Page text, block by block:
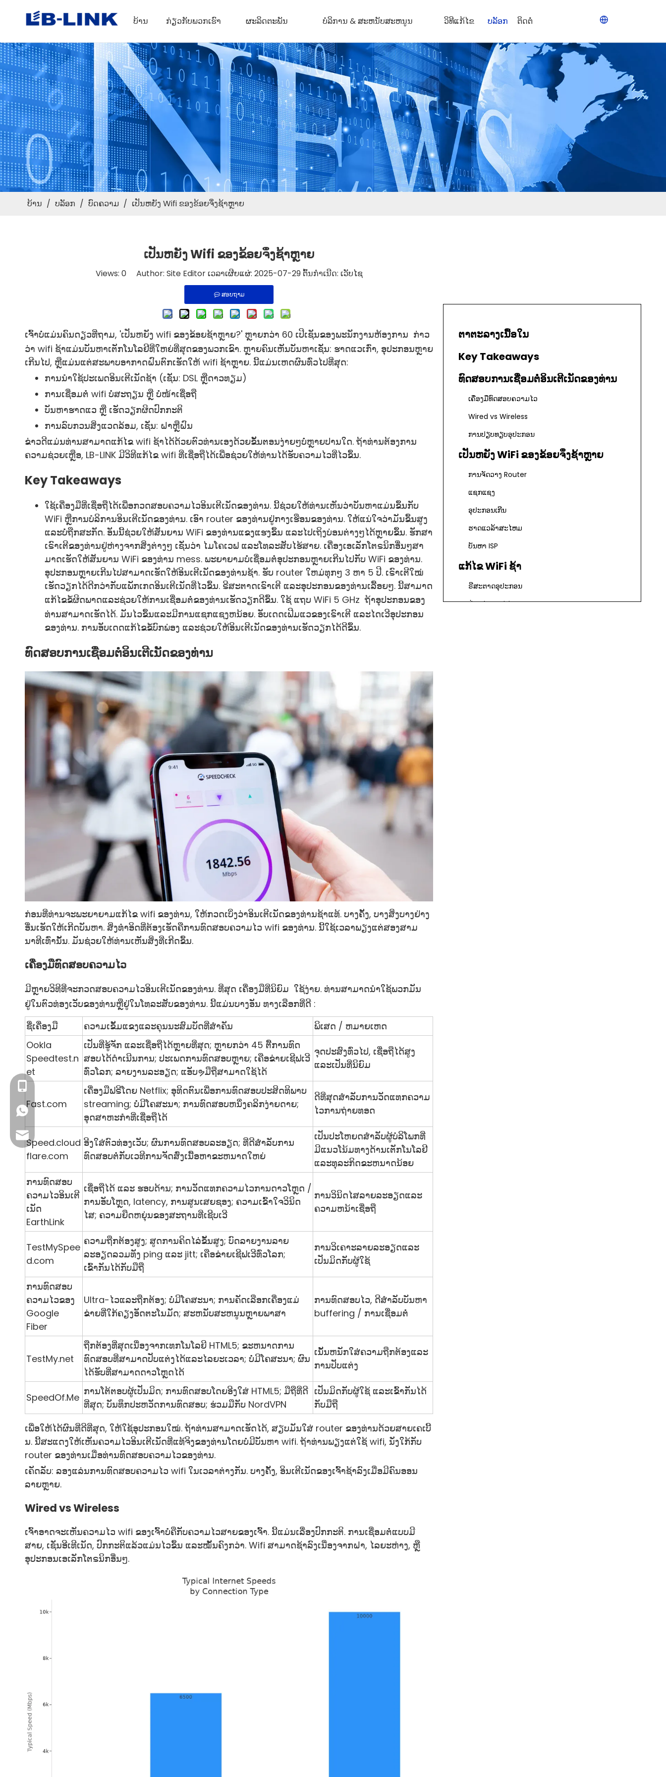
ບ້ານ ກ່ຽວກັບພວກເຮົາ ຜະລິດຕະພັນ ບໍລິການ & ສະຫນັບສະຫນູນ ວິທີແກ້ໄຂ ບລັອກ ຕິດຕໍ່
ບ້ານ / ບລັອກ / ບົດຄວາມ / ເປັນຫຍັງ Wifi ຂອງຂ້ອຍຈຶ່ງຊ້າຫຼາຍ
ເປັນຫຍັງ Wifi ຂອງຂ້ອຍຈຶ່ງຊ້າຫຼາຍ
Views: 0Author: Site Editor ເວລາເຜີຍແຜ່: 2025-07-29 ຕົ້ນກໍາເນີດ: ເວັບໄຊ
ສອບຖາມ
ເຈົ້າບໍ່ແມ່ນຄົນດຽວທີ່ຖາມ, 'ເປັນຫຍັງ wifi ຂອງຂ້ອຍຊ້າຫຼາຍ?' ຫຼາຍກວ່າ 60 ເປີເຊັນຂອງພະນັກງານຫ້ອງການ ກ່າວ
ວ່າ wifi ຊ້າແມ່ນບັນຫາເຕັກໂນໂລຢີທີ່ໃຫຍ່ທີ່ສຸດຂອງພວກເຂົາ. ຫຼາຍຄົນເຫັນບັນຫາເຊັ່ນ: ຮາດແວເກົ່າ, ອຸປະກອນຫຼາຍ
ເກີນໄປ, ຫຼືແມ່ນແຕ່ສະພາບອາກາດຝົນຕົກເຮັດໃຫ້ wifi ຊ້າຫຼາຍ. ນີ້ແມ່ນເຫດຜົນທົ່ວໄປທີ່ສຸດ:
ການນໍາໃຊ້ປະເພດອິນເຕີເນັດຊ້າ (ເຊັ່ນ: DSL ຫຼືດາວທຽມ)
ການເຊື່ອມຕໍ່ wifi ບໍ່ສະຖຽນ ຫຼື ບໍ່ໜ້າເຊື່ອຖື
ບັນຫາຮາດແວ ຫຼື ເຮັດວຽກຜິດປົກກະຕິ
ການລົບກວນສິ່ງແວດລ້ອມ, ເຊັ່ນ: ຝາຫຼືຝົນ
ຂ່າວດີແມ່ນທ່ານສາມາດແກ້ໄຂ wifi ຊ້າໄດ້ດ້ວຍຕົວທ່ານເອງດ້ວຍຂັ້ນຕອນງ່າຍໆບໍ່ຫຼາຍປານໃດ. ຖ້າທ່ານຕ້ອງການ
ຄວາມຊ່ວຍເຫຼືອ, LB-LINK ມີວິທີແກ້ໄຂ wifi ທີ່ເຊື່ອຖືໄດ້ເພື່ອຊ່ວຍໃຫ້ທ່ານໄດ້ຮັບຄວາມໄວທີ່ໄວຂຶ້ນ.
Key Takeaways
ໃຊ້ເຄື່ອງມືທີ່ເຊື່ອຖືໄດ້ເພື່ອກວດສອບຄວາມໄວອິນເຕີເນັດຂອງທ່ານ. ນີ້ຊ່ວຍໃຫ້ທ່ານເຫັນວ່າບັນຫາແມ່ນຂຶ້ນກັບ
WiFi ຫຼືການບໍລິການອິນເຕີເນັດຂອງທ່ານ. ເອົາ router ຂອງທ່ານຢູ່ກາງເຮືອນຂອງທ່ານ. ໃຫ້ແນ່ໃຈວ່າມັນຂຶ້ນສູງ
ແລະບໍ່ຖືກສະກັດ. ອັນນີ້ຊ່ວຍໃຫ້ສັນຍານ WiFi ຂອງທ່ານແຂງແຮງຂຶ້ນ ແລະໄປເຖິງບ່ອນຕ່າງໆໄດ້ຫຼາຍຂຶ້ນ. ຮັກສາ
ເຣົາເຕີຂອງທ່ານຢູ່ຫ່າງຈາກສິ່ງຕ່າງໆ ເຊັ່ນວ່າ ໄມໂຄເວຟ ແລະໂທລະສັບໄຮ້ສາຍ. ເຄື່ອງ​ເອ​ເລັກ​ໂຕຣ​ນິກ​ອື່ນໆ​ສາ​
ມາດ​ເຮັດ​ໃຫ້​ສັນ​ຍານ WiFi ຂອງ​ທ່ານ mess. ພະຍາຍາມບໍ່ເຊື່ອມຕໍ່ອຸປະກອນຫຼາຍເກີນໄປກັບ WiFi ຂອງທ່ານ.
ອຸປະກອນຫຼາຍເກີນໄປສາມາດເຮັດໃຫ້ອິນເຕີເນັດຂອງທ່ານຊ້າ. ຮັບ router ໃຫມ່ທຸກໆ 3 ຫາ 5 ປີ. ເຣົາເຕີໃໝ່
ເຮັດວຽກໄດ້ດີກວ່າກັບແພັກເກດອິນເຕີເນັດທີ່ໄວຂຶ້ນ. ຣີສະຕາດເຣົາເຕີ ແລະອຸປະກອນຂອງທ່ານເລື້ອຍໆ. ນີ້ສາມາດ
ແກ້ໄຂຂໍ້ຜິດພາດແລະຊ່ວຍໃຫ້ການເຊື່ອມຕໍ່ຂອງທ່ານເຮັດວຽກດີຂຶ້ນ. ໃຊ້ ແຖບ WiFi 5 GHz ຖ້າອຸປະກອນຂອງ
ທ່ານສາມາດເຮັດໄດ້. ມັນໄວຂຶ້ນແລະມີການແຊກແຊງຫນ້ອຍ. ອັບເດດເຟີມແວຂອງເຣົາເຕີ ແລະໄດເວີອຸປະກອນ
ຂອງທ່ານ. ການອັບເດດແກ້ໄຂຂໍ້ບົກພ່ອງ ແລະຊ່ວຍໃຫ້ອິນເຕີເນັດຂອງທ່ານເຮັດວຽກໄດ້ດີຂຶ້ນ.
ທົດສອບການເຊື່ອມຕໍ່ອິນເຕີເນັດຂອງທ່ານ
ກ່ອນທີ່ທ່ານຈະພະຍາຍາມແກ້ໄຂ wifi ຂອງທ່ານ, ໃຫ້ກວດເບິ່ງວ່າອິນເຕີເນັດຂອງທ່ານຊ້າແທ້. ບາງຄັ້ງ, ບາງສິ່ງບາງຢ່າງ
ອື່ນເຮັດໃຫ້ເກີດບັນຫາ. ສິ່ງທໍາອິດທີ່ຕ້ອງເຮັດຄືການທົດສອບຄວາມໄວ wifi ຂອງທ່ານ. ນີ້ໃຊ້ເວລາພຽງແຕ່ສອງສາມ
ນາທີເທົ່ານັ້ນ. ມັນຊ່ວຍໃຫ້ທ່ານເຫັນສິ່ງທີ່ເກີດຂຶ້ນ.
ເຄື່ອງມືທົດສອບຄວາມໄວ
ມີຫຼາຍວິທີທີ່ຈະກວດສອບຄວາມໄວອິນເຕີເນັດຂອງທ່ານ. ທີ່ສຸດ ເຄື່ອງມືທີ່ນິຍົມ ໃຊ້ງ່າຍ. ທ່ານສາມາດນໍາໃຊ້ພວກມັນ
ຢູ່ໃນຕົວທ່ອງເວັບຂອງທ່ານຫຼືຢູ່ໃນໂທລະສັບຂອງທ່ານ. ນີ້ແມ່ນບາງອັນ ທາງ​ເລືອກ​ທີ່​ດີ ​:
ຊື່ເຄື່ອງມື
ຄວາມເຂັ້ມແຂງແລະຄຸນນະສົມບັດທີ່ສໍາຄັນ
ພິເສດ / ຫມາຍເຫດ
Ookla
Speedtest.n
et
ເປັນທີ່ຮູ້ຈັກ ແລະເຊື່ອຖືໄດ້ຫຼາຍທີ່ສຸດ; ຫຼາຍກວ່າ 45 ຕື້ການທົດ
ສອບໄດ້ດໍາເນີນການ; ປະເພດການທົດສອບຫຼາຍ; ເຄືອຂ່າຍເຊີຟເວີ
ທົ່ວໂລກ; ລາຍ​ງານ​ລະ​ອຽດ​; ແອັບຯມືຖືສາມາດໃຊ້ໄດ້
ຈຸດປະສົງທົ່ວໄປ, ເຊື່ອຖືໄດ້ສູງ
ແລະເປັນທີ່ນິຍົມ
Fast.com
ເຄື່ອງມືຟຣີໂດຍ Netflix; ອຸທິດຕົນເພື່ອການທົດສອບປະສິດທິພາບ
streaming; ບໍ່ມີໂຄສະນາ; ການທົດສອບຫນຶ່ງຄລິກງ່າຍດາຍ;
ອຸດສາຫະກໍາທີ່ເຊື່ອຖືໄດ້
ດີທີ່ສຸດສໍາລັບການວັດແທກຄວາມ
ໄວການຖ່າຍທອດ
Speed.cloud
flare.com
ອີງໃສ່ຕົວທ່ອງເວັບ; ຜົນ​ການ​ທົດ​ສອບ​ລະ​ອຽດ​; ທີ່ດີສໍາລັບການ
ທົດສອບຕໍ່ກັບເວທີການຈັດສົ່ງເນື້ອຫາຂະຫນາດໃຫຍ່
ເປັນປະໂຫຍດສໍາລັບຜູ້ບໍລິໂພກທີ່
ມີແນວໂນ້ມທາງດ້ານເຕັກໂນໂລຢີ
ແລະທຸລະກິດຂະຫນາດນ້ອຍ
ການທົດສອບ
ຄວາມໄວອິນເຕີ
ເນັດ
EarthLink
ເຊື່ອຖືໄດ້ ແລະ ຮອບດ້ານ; ການ​ວັດ​ແທກ​ຄວາມ​ໄວ​ການ​ດາວ​ໂຫຼດ /
ການ​ອັບ​ໂຫຼດ​, latency​, ການ​ສູນ​ເສຍ​ຊອງ​; ຄວາມເຂົ້າໃຈວິນິດ
ໄສ; ຄວາມຍືດຫຍຸ່ນຂອງສະຖານທີ່ເຊີບເວີ
ການວິນິດໄສລາຍລະອຽດແລະ
ຄວາມຫນ້າເຊື່ອຖື
TestMySpee
d.com
ຄວາມຖືກຕ້ອງສູງ; ສູດການຄິດໄລ່ຂັ້ນສູງ; ບົດລາຍງານລາຍ
ລະອຽດລວມທັງ ping ແລະ jitt; ເຄືອຂ່າຍເຊີຟເວີທົ່ວໂລກ;
ເຂົ້າກັນໄດ້ກັບມືຖື
ການວິເຄາະລາຍລະອຽດແລະ
ເປັນມິດກັບຜູ້ໃຊ້
ການທົດສອບ
ຄວາມໄວຂອງ
Google
Fiber
Ultra-ໄວແລະຖືກຕ້ອງ; ບໍ່ມີໂຄສະນາ; ການຄັດເລືອກເຄື່ອງແມ່
ຂ່າຍທີ່ໃກ້ຄຽງອັດຕະໂນມັດ; ສະຫນັບສະຫນູນຫຼາຍພາສາ
ການ​ທົດ​ສອບ​ໄວ​, ດີ​ສໍາ​ລັບ​ບັນ​ຫາ
buffering / ການ​ເຊື່ອມ​ຕໍ່​
TestMy.net
ຖືກຕ້ອງທີ່ສຸດເນື່ອງຈາກເທກໂນໂລຍີ HTML5; ຂະຫນາດການ
ທົດສອບທີ່ສາມາດປັບແຕ່ງໄດ້ແລະໄລຍະເວລາ; ບໍ່ມີໂຄສະນາ; ຜົນ
ໄດ້ຮັບທີ່ສາມາດດາວໂຫຼດໄດ້
ເນັ້ນຫນັກໃສ່ຄວາມຖືກຕ້ອງແລະ
ການປັບແຕ່ງ
SpeedOf.Me
ການໂຕ້ຕອບຜູ້ເປັນມິດ; ການທົດສອບໂດຍອີງໃສ່ HTML5; ມືຖືທີ່ດີ
ທີ່ສຸດ; ບັນທຶກປະຫວັດການທົດສອບ; ຮ່ວມມືກັບ NordVPN
ເປັນມິດກັບຜູ້ໃຊ້ ແລະເຂົ້າກັນໄດ້
ກັບມືຖື
ເພື່ອໃຫ້ໄດ້ຜົນທີ່ດີທີ່ສຸດ, ໃຫ້ໃຊ້ອຸປະກອນໃໝ່. ຖ້າທ່ານສາມາດເຮັດໄດ້, ສຽບມັນໃສ່ router ຂອງທ່ານດ້ວຍສາຍເຄເບີ້
ນ. ນີ້ສະແດງໃຫ້ເຫັນຄວາມໄວອິນເຕີເນັດທີ່ແທ້ຈິງຂອງທ່ານໂດຍບໍ່ມີບັນຫາ wifi. ຖ້າທ່ານພຽງແຕ່ໃຊ້ wifi, ນັ່ງໃກ້ກັບ
router ຂອງທ່ານເມື່ອທ່ານທົດສອບຄວາມໄວຂອງທ່ານ.
ເຄັດລັບ: ລອງແລ່ນການທົດສອບຄວາມໄວ wifi ໃນເວລາຕ່າງກັນ. ບາງຄັ້ງ, ອິນເຕີເນັດຂອງເຈົ້າຊ້າລົງເມື່ອມີຄົນອອນ
ລາຍຫຼາຍ.
Wired vs Wireless
ເຈົ້າອາດຈະເຫັນຄວາມໄວ wifi ຂອງເຈົ້າບໍ່ຄືກັບຄວາມໄວສາຍຂອງເຈົ້າ. ນີ້ແມ່ນເລື່ອງປົກກະຕິ. ການເຊື່ອມຕໍ່ແບບມີ
ສາຍ, ເຊັ່ນອີເທີເນັດ, ປົກກະຕິແລ້ວແມ່ນໄວຂຶ້ນ ແລະໝັ້ນຄົງກວ່າ. Wifi ສາມາດຊ້າລົງເນື່ອງຈາກຝາ, ໄລຍະຫ່າງ, ຫຼື
ອຸປະກອນເອເລັກໂຕຣນິກອື່ນໆ.
ຕາຕະລາງເນື້ອໃນ
Key Takeaways
ທົດສອບການເຊື່ອມຕໍ່ອິນເຕີເນັດຂອງທ່ານ
ເຄື່ອງມືທົດສອບຄວາມໄວ
Wired vs Wireless
ການປຽບທຽບອຸປະກອນ
ເປັນຫຍັງ WiFi ຂອງຂ້ອຍຈຶ່ງຊ້າຫຼາຍ
ການຈັດວາງ Router
ແຊກແຊງ
ອຸປະກອນເກີນ
ຮາດແວລ້າສະໄຫມ
ບັນຫາ ISP
ແກ້ໄຂ WiFi ຊ້າ
ຣີສະຕາດອຸປະກອນ
ປ່ຽນຊ່ອງ WiFi
+86- 13923714138
ອີເມວທຸລະກິດ: sales@lb-link.com
ສະຫນັບສະຫນູນດ້ານວິຊາການ: info@lb-link.com
ອີເມວຮ້ອງຮຽນ: complain@lb-link.com